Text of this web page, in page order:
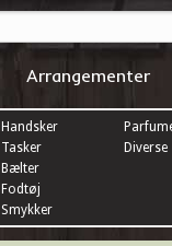
Handsker
Tasker
Bælter
Fodtøj
Smykker
Diverse
Arrangementer